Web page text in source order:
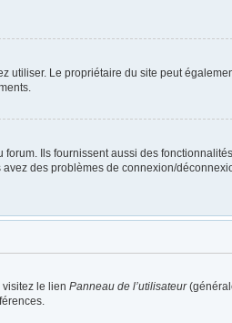
utiliser. Le propriétaire du site peut
Ils fournissent aussi des
avez des problèmes de connexion/
le lien Panneau de l’utilisateur